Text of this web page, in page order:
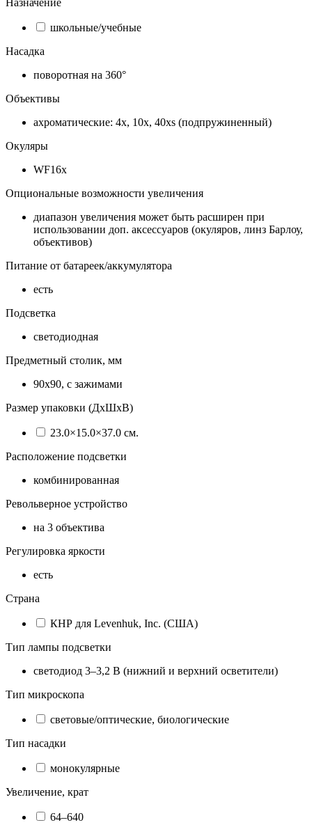
Назначение
школьные/учебные
Насадка
поворотная на 360°
Объективы
ахроматические: 4x, 10x, 40xs (подпружиненный)
Окуляры
WF16x
Опциональные возможности увеличения
диапазон увеличения может быть расширен при
использовании доп. аксессуаров (окуляров, линз Барлоу,
объективов)
Питание от батареек/аккумулятора
есть
Подсветка
светодиодная
Предметный столик, мм
90x90, с зажимами
Размер упаковки (ДхШхВ)
23.0×15.0×37.0 см.
Расположение подсветки
комбинированная
Револьверное устройство
на 3 объектива
Регулировка яркости
есть
Страна
КНР для Levenhuk, Inc. (США)
Тип лампы подсветки
светодиод 3–3,2 В (нижний и верхний осветители)
Тип микроскопа
световые/оптические, биологические
Тип насадки
монокулярные
Увеличение, крат
64–640